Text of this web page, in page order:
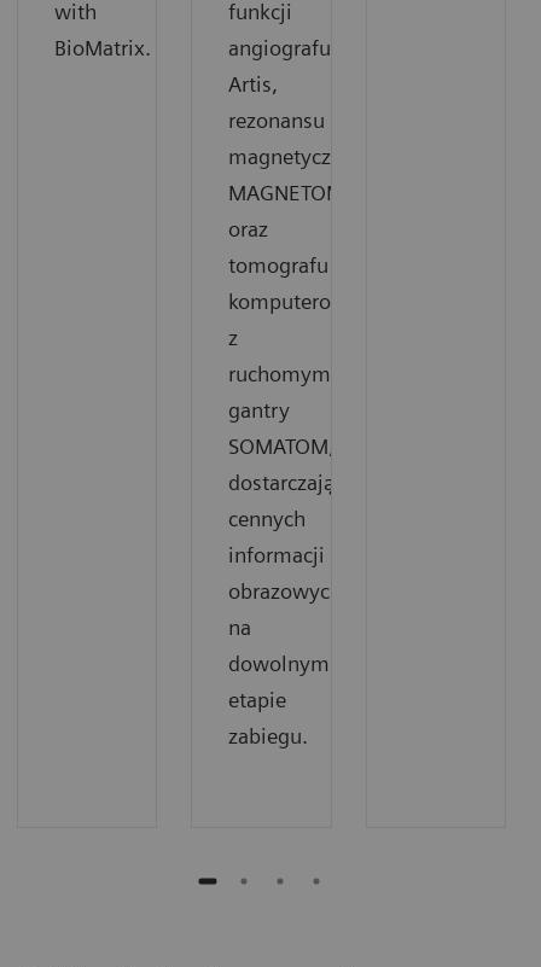
with
BioMatrix.
funkcji
angiografu
Artis,
rezonansu
magnetycznego
MAGNETOM
oraz
tomografu
komputerowego
z
ruchomym
gantry
SOMATOM,
dostarczając
cennych
informacji
obrazowych
na
dowolnym
etapie
zabiegu.